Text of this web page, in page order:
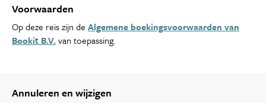
Voorwaarden
Op deze reis zijn de Algemene boekingsvoorwaarden van
Bookit B.V. van toepassing.
Annuleren en wijzigen